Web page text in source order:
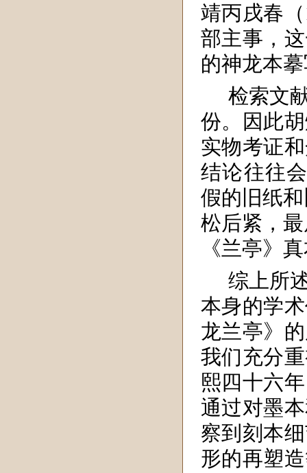
靖丙戌春
部主事，
的神龙本
检索文
份。因此
实物考证
结论往往
假的旧纸
松后紧，
《兰亭》
综上所
本身的学
龙兰亭》
我们充分
熙四十六
通过对墨
察到刻本
形的再塑